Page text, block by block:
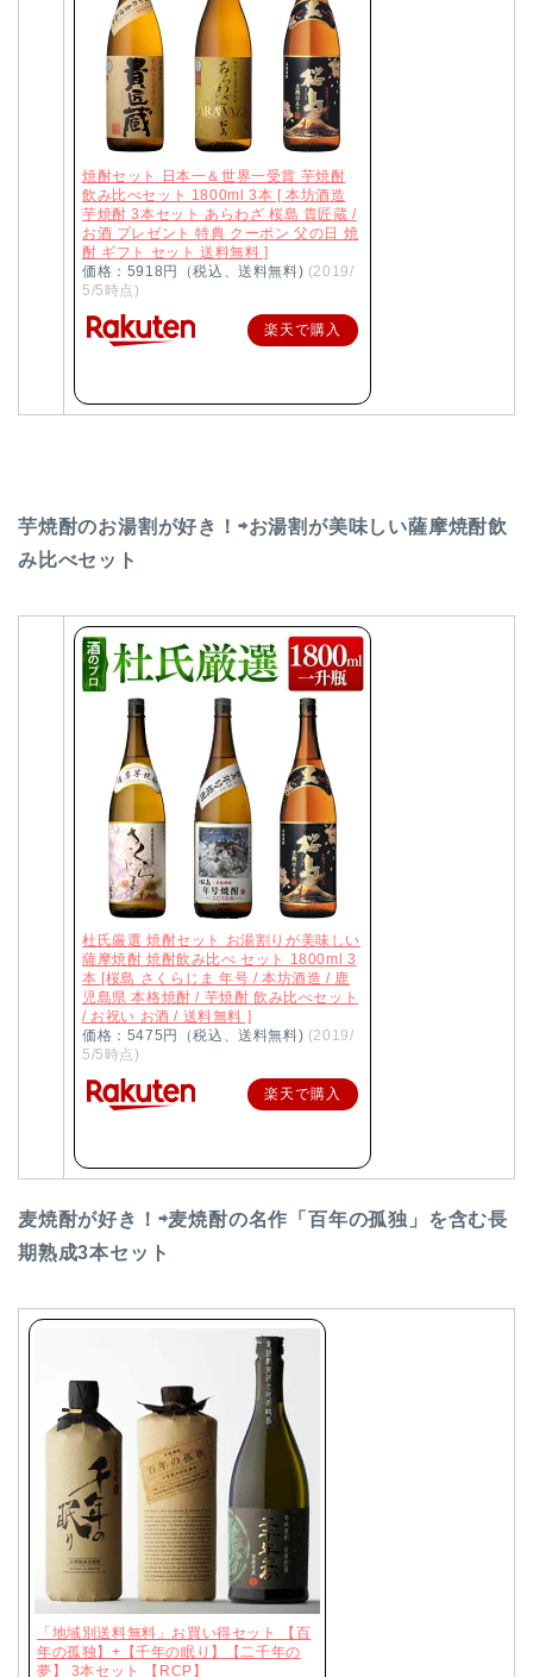
焼酎セット 日本一＆世界一受賞 芋焼酎
飲み比べセット 1800ml 3本 [ 本坊酒造
芋焼酎 3本セット あらわざ 桜島 貴匠蔵 /
お酒 プレゼント 特典 クーポン 父の日 焼
酎 ギフト セット 送料無料 ]
価格：5918円（税込、送料無料) (2019/
5/5時点)
楽天で購入
芋焼酎のお湯割が好き！⇨お湯割が美味しい薩摩焼酎飲
み比べセット
杜氏厳選 焼酎セット お湯割りが美味しい
薩摩焼酎 焼酎飲み比べ セット 1800ml 3
本 [桜島 さくらじま 年号 / 本坊酒造 / 鹿
児島県 本格焼酎 / 芋焼酎 飲み比べセット
/ お祝い お酒 / 送料無料 ]
価格：5475円（税込、送料無料) (2019/
5/5時点)
楽天で購入
麦焼酎が好き！⇨麦焼酎の名作「百年の孤独」を含む長
期熟成3本セット
「地域別送料無料」お買い得セット 【百
年の孤独】+【千年の眠り】【二千年の
夢】 3本セット 【RCP】